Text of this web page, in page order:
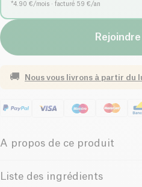
*4.90 €/mois · facturé 59 €/an
🚚 Nous vous livrons à partir du
A propos de ce produit
Végétarien Faible
Liste des ingrédients